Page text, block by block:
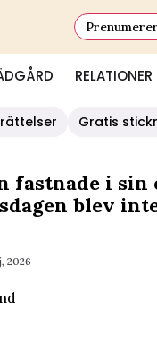
RELATIONER
Gratis
fastnade i sin
blev
2026